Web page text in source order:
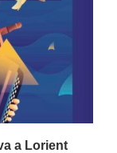
a Lorient